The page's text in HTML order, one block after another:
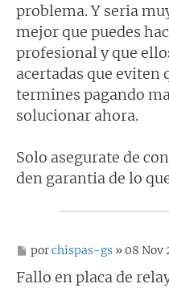
a
j
e
problema. Y seria
mejor que puedes
profesional y que
acertadas que eviten
termines pagando
solucionar ahora.
Solo asegurate de
den garantia de lo
M
n
porchispas-gs » 08 Nov
Fallo en placa de